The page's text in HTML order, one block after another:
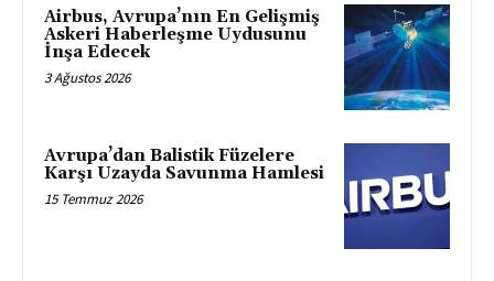
Airbus, Avrupa’nın En Gelişmiş
Askeri Haberleşme Uydusunu
İnşa Edecek
3 Ağustos 2026
Avrupa’dan Balistik Füzelere
Karşı Uzayda Savunma Hamlesi
15 Temmuz 2026